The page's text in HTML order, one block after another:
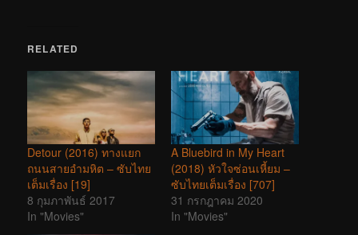
RELATED
Detour (2016) ทางแยก
ถนนสายอำมหิต – ซับไทย
เต็มเรื่อง [19]
8 กุมภาพันธ์ 2017
In "Movies"
A Bluebird in My Heart
(2018) หัวใจซ่อนเหี้ยม –
ซับไทยเต็มเรื่อง [707]
31 กรกฎาคม 2020
In "Movies"